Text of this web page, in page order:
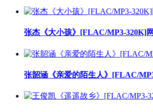
张杰《大小孩》[FLAC/MP3-320K]
张韶涵《亲爱的陌生人》[FLAC/